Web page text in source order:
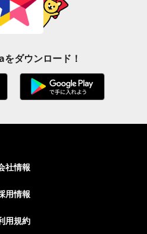
ダウンロード！
社情報
用情報
用規約